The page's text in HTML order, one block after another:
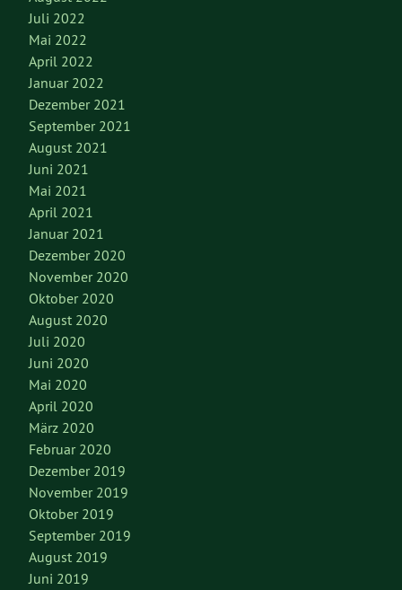
Juli 2022
Mai 2022
April 2022
Januar 2022
Dezember 2021
September 2021
August 2021
Juni 2021
Mai 2021
April 2021
Januar 2021
Dezember 2020
November 2020
Oktober 2020
August 2020
Juli 2020
Juni 2020
Mai 2020
April 2020
März 2020
Februar 2020
Dezember 2019
November 2019
Oktober 2019
September 2019
August 2019
Juni 2019